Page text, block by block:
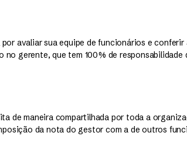
avaliar sua equipe de funcionários e
gerente, que tem 100% de
de maneira compartilhada por toda a
da nota do gestor com a de outros